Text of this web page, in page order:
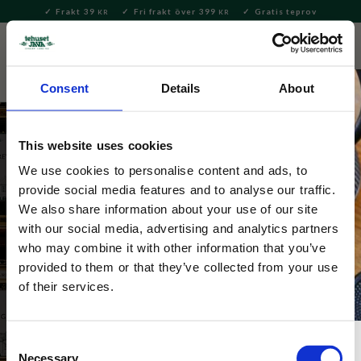
Consent Details About
This website uses cookies
We use cookies to personalise content and ads, to
provide social media features and to analyse our traffic.
We also share information about your use of our site
with our social media, advertising and analytics partners
who may combine it with other information that you’ve
provided to them or that they’ve collected from your use
of their services.
Consent
Necessary
Meny
Frakt 39 KR Fri frakt över 399 KR Gratis teprov
Tepåsar koffeinfritt
Ibland är det precis vad man behöver – en kopp te som
lugnar snarare än piggar upp. Våra koffeinfria tepåsar
är skapade för stunder där du vill släppa taget om
dagen och sjunka in i något mjukt, smakfullt och